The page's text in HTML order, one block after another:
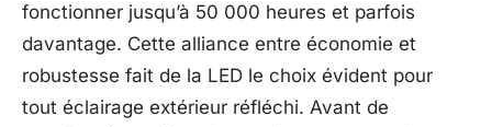
fonctionner jusqu’à 50 000 heures et parfois
davantage. Cette alliance entre économie et
robustesse fait de la LED le choix évident pour
tout éclairage extérieur réfléchi. Avant de